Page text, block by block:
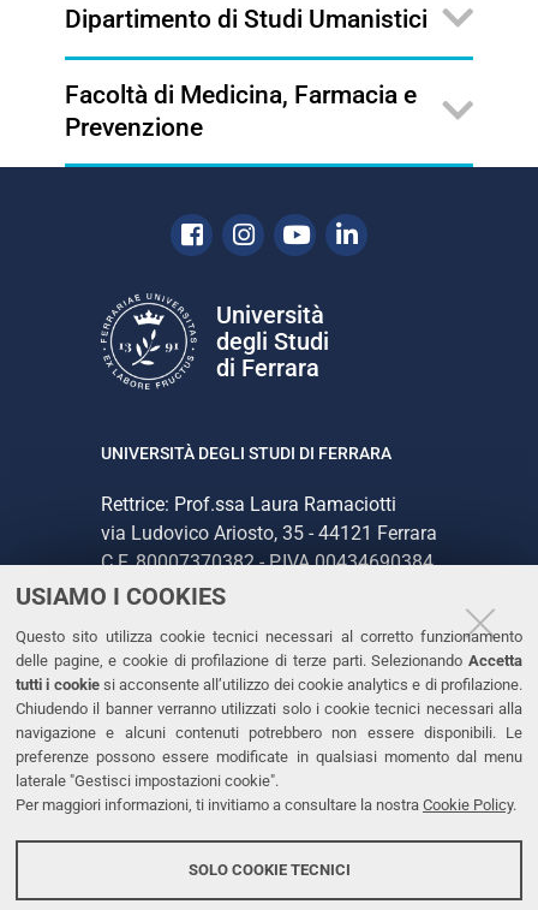
USIAMO I COOKIES
Questo sito utilizza cookie tecnici necessari al corretto funzionamento
delle pagine, e cookie di profilazione di terze parti. Selezionando Accetta
tutti i cookiesi acconsente all’utilizzo dei cookie analytics e di profilazione.
Chiudendo il banner verranno utilizzati solo i cookie tecnici necessari alla
navigazione e alcuni contenuti potrebbero non essere disponibili. Le
preferenze possono essere modificate in qualsiasi momento dal menu
laterale "Gestisci impostazioni cookie".
Per maggiori informazioni, ti invitiamo a consultare la nostra Cookie Policy.
SOLO COOKIE TECNICI
Dipartimento di Studi Umanistici
Facoltà di Medicina, Farmacia e
Prevenzione
Facebook
Instagram
YoutubeLinkedin
Università
degli Studi
di Ferrara
UNIVERSITÀ DEGLI STUDI DI FERRARA
Rettrice: Prof.ssa Laura Ramaciotti
via Ludovico Ariosto, 35 - 44121 Ferrara
C.F. 80007370382 - P.IVA 00434690384
CONTATTI
Tel. +39 0532 293111
Fax. +39 0532 293031
PEC
LINKS
Accessibilità
Protezione dati personali